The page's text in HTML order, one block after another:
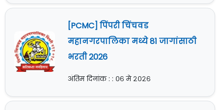
[PCMC] पिंपरी चिंचवड
महानगरपालिका मध्ये 81 जागांसाठी
भरती 2026
अंतिम दिनांक : : ०६ मे २०२६